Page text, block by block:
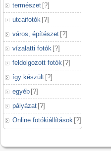
természet [?]
utcaifotók [?]
város, építészet [?]
vízalatti fotók [?]
feldolgozott fotók [?]
így készült [?]
egyéb [?]
pályázat [?]
Online fotókiállítások [?]